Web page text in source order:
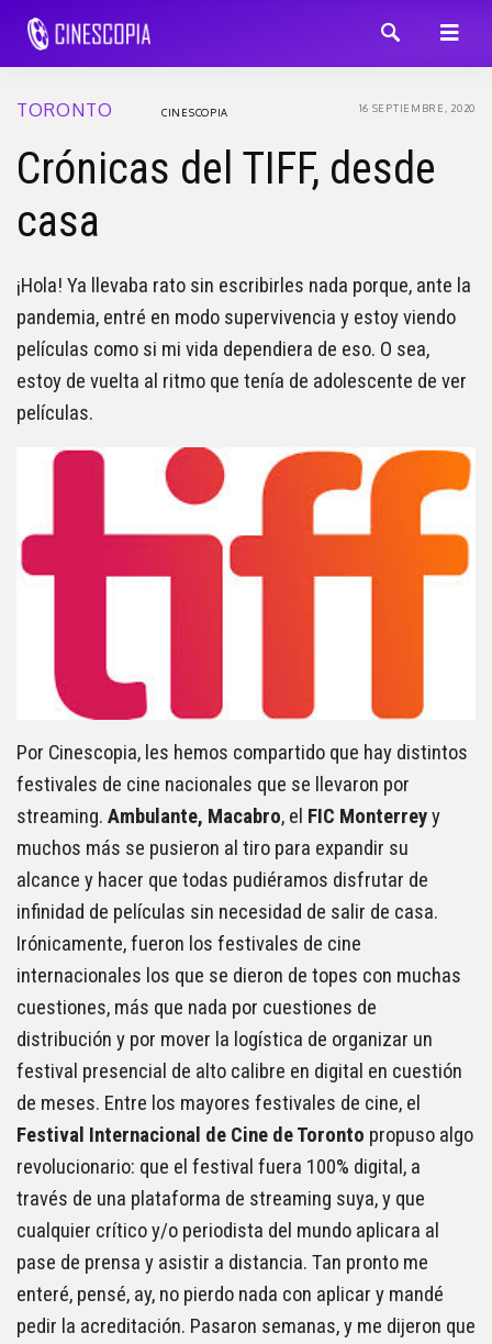
TORONTO 16 SEPTIEMBRE, 2020
CINESCOPIA
Crónicas del TIFF, desde
casa
¡Hola! Ya llevaba rato sin escribirles nada porque, ante la
pandemia, entré en modo supervivencia y estoy viendo
películas como si mi vida dependiera de eso. O sea,
estoy de vuelta al ritmo que tenía de adolescente de ver
películas.
Por Cinescopia, les hemos compartido que hay distintos
festivales de cine nacionales que se llevaron por
streaming. Ambulante, Macabro, el FIC Monterreyy
muchos más se pusieron al tiro para expandir su
alcance y hacer que todas pudiéramos disfrutar de
infinidad de películas sin necesidad de salir de casa.
Irónicamente, fueron los festivales de cine
internacionales los que se dieron de topes con muchas
cuestiones, más que nada por cuestiones de
distribución y por mover la logística de organizar un
festival presencial de alto calibre en digital en cuestión
de meses. Entre los mayores festivales de cine, el
Festival Internacional de Cine de Toronto propuso algo
revolucionario: que el festival fuera 100% digital, a
través de una plataforma de streaming suya, y que
cualquier crítico y/o periodista del mundo aplicara al
pase de prensa y asistir a distancia. Tan pronto me
enteré, pensé, ay, no pierdo nada con aplicar y mandé
pedir la acreditación. Pasaron semanas, y me dijeron que